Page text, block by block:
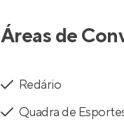
Áreas de
Redário
Quadra de